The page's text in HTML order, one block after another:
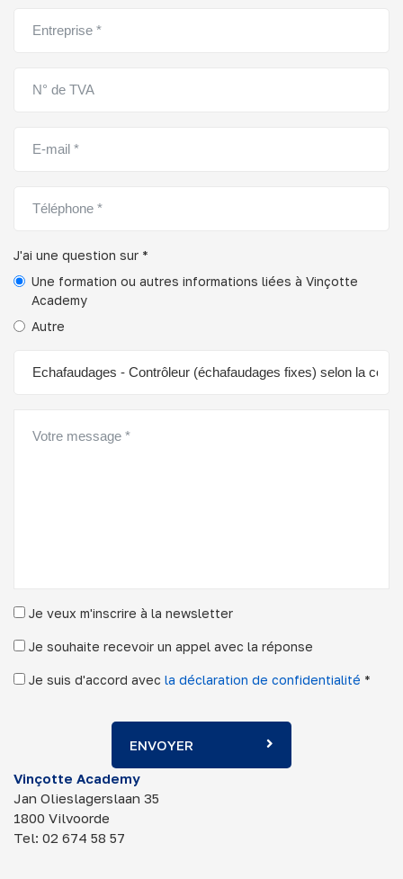
J'ai une question sur *
Une formation ou autres informations liées à Vinçotte
Academy
Autre
Je veux m'inscrire à la newsletter
Je souhaite recevoir un appel avec la réponse
Je suis d'accord avec la déclaration de confidentialité *
ENVOYER
Vinçotte Academy
Jan Olieslagerslaan 35
1800 Vilvoorde
Tel: 02 674 58 57